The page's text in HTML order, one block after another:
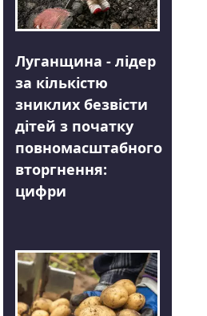
Луганщина - лідер
за кількістю
зниклих безвісти
дітей з початку
повномасштабного
вторгнення:
цифри